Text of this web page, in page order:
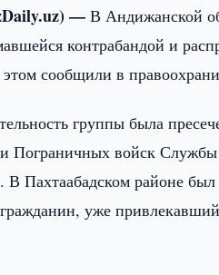
—В Андижанской
контрабандой и
этом сообщили в
группы была
Пограничных войск Службы
Пахтаабадском районе
уже